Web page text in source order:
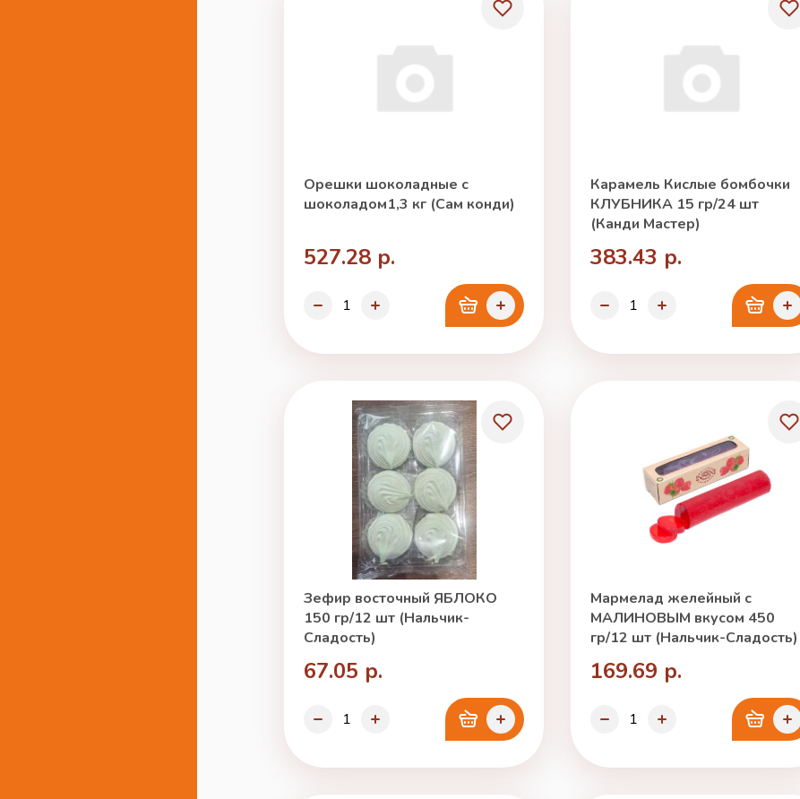
Орешки шоколадные с
шоколадом1,3 кг (Сам конди)
527.28 р.
Карамель Кислые бомбочки
КЛУБНИКА 15 гр/24 шт
(Канди Мастер)
383.43 р.
Зефир восточный ЯБЛОКО
150 гр/12 шт (Нальчик-
Сладость)
67.05 р.
Мармелад желейный с
МАЛИНОВЫМ вкусом 450
гр/12 шт (Нальчик-Сладость)
169.69 р.